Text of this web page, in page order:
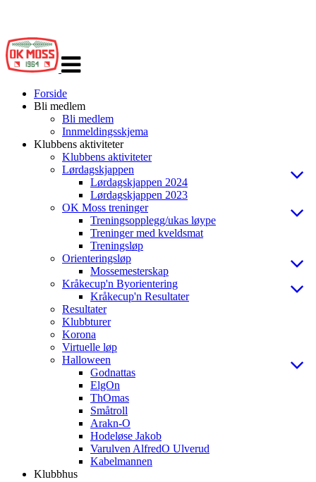
navigasjon
Forside
Bli medlem
Bli medlem
Innmeldingsskjema
Klubbens aktiviteter
Klubbens aktiviteter
Lørdagskjappen
Lørdagskjappen 2024
Lørdagskjappen 2023
OK Moss treninger
Treningsopplegg/ukas løype
Treninger med kveldsmat
Treningsløp
Orienteringsløp
Mossemesterskap
Kråkecup'n Byorientering
Kråkecup'n Resultater
Resultater
Klubbturer
Korona
Virtuelle løp
Halloween
Godnattas
ElgOn
ThOmas
Småtroll
Arakn-O
Hodeløse Jakob
Varulven AlfredO Ulverud
Kabelmannen
Klubbhus